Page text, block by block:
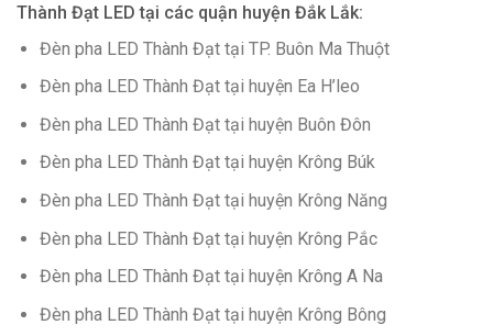
Thành Đạt LED tại các quận huyện Đắk Lắk:
Đèn pha LED Thành Đạt tại TP. Buôn Ma Thuột
Đèn pha LED Thành Đạt tại huyện Ea H’leo
Đèn pha LED Thành Đạt tại huyện Buôn Đôn
Đèn pha LED Thành Đạt tại huyện Krông Búk
Đèn pha LED Thành Đạt tại huyện Krông Năng
Đèn pha LED Thành Đạt tại huyện Krông Pắc
Đèn pha LED Thành Đạt tại huyện Krông A Na
Đèn pha LED Thành Đạt tại huyện Krông Bông